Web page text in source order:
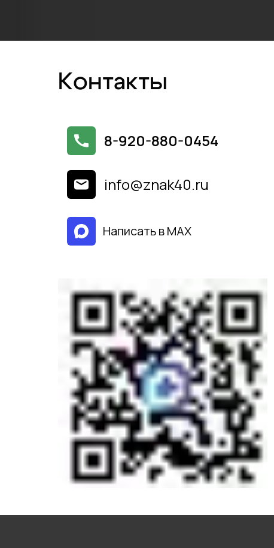
Контакты
8-920-880-0454
info@znak40.ru
Написать в МАХ